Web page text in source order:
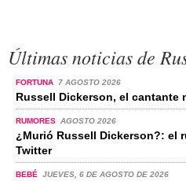
Últimas noticias de
FORTUNA 7 AGOSTO 2026
Russell Dickerson, el cantante
RUMORES AGOSTO 2026
¿Murió Russell Dickerson?: el
Twitter
BEBÉ JUEVES, 6 DE AGOSTO DE 2026